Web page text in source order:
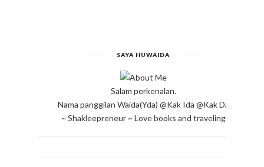
SAYA HUWAIDA
Salam perkenalan.
Nama panggilan Waida(Yda) @Kak Ida @Kak Da
~ Shakleepreneur ~ Love books and traveling